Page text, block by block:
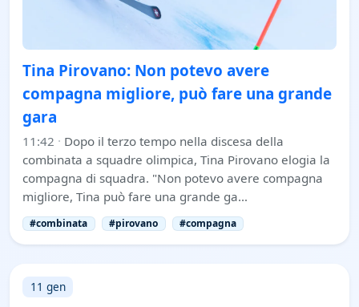
Tina Pirovano: Non potevo avere
compagna migliore, può fare una grande
gara
11:42 · Dopo il terzo tempo nella discesa della
combinata a squadre olimpica, Tina Pirovano elogia la
compagna di squadra. "Non potevo avere compagna
migliore, Tina può fare una grande ga…
#combinata #pirovano #compagna
11 gen